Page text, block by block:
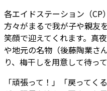
各エイドステーション（
方々がまるで我が子や親友
笑顔で迎えてくれます。真
や地元の名物（後藤陶業さ
り、梅干しを用意して待っ
「頑張って！」「戻って